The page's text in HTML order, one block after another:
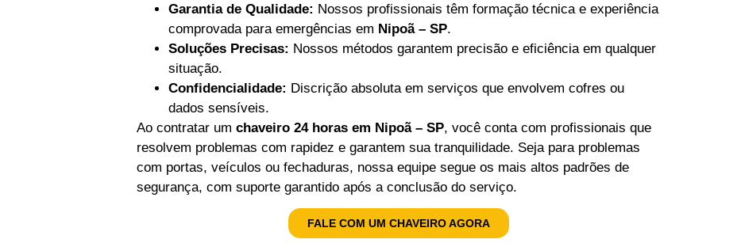
Garantia de Qualidade: Nossos profissionais têm formação técnica e experiência
comprovada para emergências em Nipoã – SP.
Soluções Precisas: Nossos métodos garantem precisão e eficiência em qualquer
situação.
Confidencialidade: Discrição absoluta em serviços que envolvem cofres ou
dados sensíveis.
Ao contratar um chaveiro 24 horas em Nipoã – SP, você conta com profissionais que
resolvem problemas com rapidez e garantem sua tranquilidade. Seja para problemas
com portas, veículos ou fechaduras, nossa equipe segue os mais altos padrões de
segurança, com suporte garantido após a conclusão do serviço.
FALE COM UM CHAVEIRO AGORA